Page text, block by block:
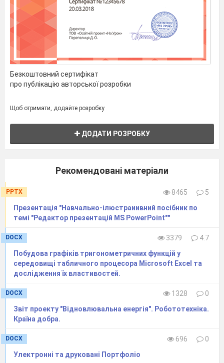
Безкоштовний сертифікат
про публікацію авторської розробки
Щоб отримати, додайте розробку
ДОДАТИ РОЗРОБКУ
Рекомендовані матеріали
PPTX 8465
5
Презентація "Навчально-ілюстраиивний посібник по
темі "Редактор презентацій MS PowerPoint""
DOCX 3379
4.7
Побудова графіків тригонометричних функцій у
середовищі табличного процесора Місrosoft Еxcel та
дослідження їх властивостей.
DOCX 1328
0
Звіт проекту "Відновлювальна енергія". Робототехніка.
Країна добра.
DOCX 696
0
Улектронні та друковані Портфоліо